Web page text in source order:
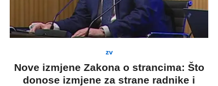
zv
Nove izmjene Zakona o strancima: Što
donose izmjene za strane radnike i